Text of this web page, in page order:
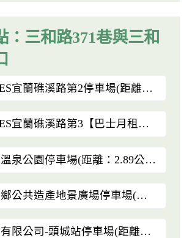
：三和路371巷與三和
TIMES宜蘭礁溪路第2停車場(距離：2.64公里)
TIMES宜蘭礁溪路第3【巴士月租】停車場(距離：2.65公里)
礁溪溫泉公園停車場(距離：2.89公里)
礁溪鄉公共造產地景廣場停車場(距離：3.00公里)
傳忠有限公司-頭城站停車場(距離：3.12公里)